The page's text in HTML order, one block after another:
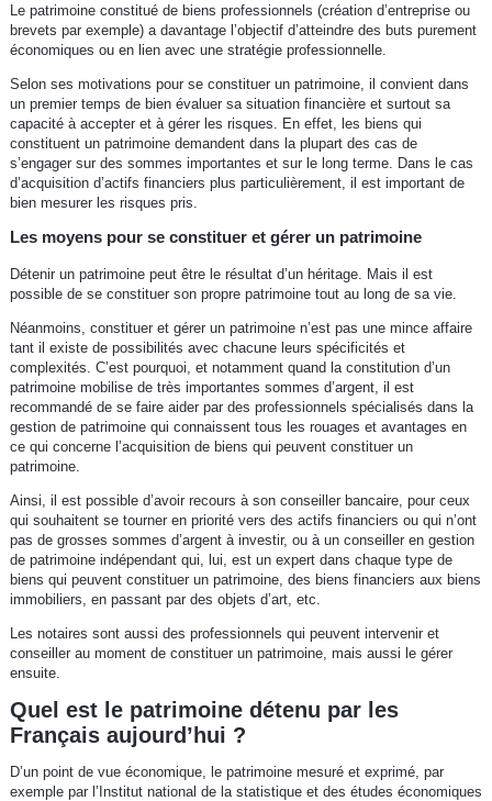
Le patrimoine constitué de biens professionnels (création d’entreprise ou
brevets par exemple) a davantage l’objectif d’atteindre des buts purement
économiques ou en lien avec une stratégie professionnelle.
Selon ses motivations pour se constituer un patrimoine, il convient dans
un premier temps de bien évaluer sa situation financière et surtout sa
capacité à accepter et à gérer les risques. En effet, les biens qui
constituent un patrimoine demandent dans la plupart des cas de
s’engager sur des sommes importantes et sur le long terme. Dans le cas
d’acquisition d’actifs financiers plus particulièrement, il est important de
bien mesurer les risques pris.
Les moyens pour se constituer et gérer un patrimoine
Détenir un patrimoine peut être le résultat d’un héritage. Mais il est
possible de se constituer son propre patrimoine tout au long de sa vie.
Néanmoins, constituer et gérer un patrimoine n’est pas une mince affaire
tant il existe de possibilités avec chacune leurs spécificités et
complexités. C’est pourquoi, et notamment quand la constitution d’un
patrimoine mobilise de très importantes sommes d’argent, il est
recommandé de se faire aider par des professionnels spécialisés dans la
gestion de patrimoine qui connaissent tous les rouages et avantages en
ce qui concerne l’acquisition de biens qui peuvent constituer un
patrimoine.
Ainsi, il est possible d’avoir recours à son conseiller bancaire, pour ceux
qui souhaitent se tourner en priorité vers des actifs financiers ou qui n’ont
pas de grosses sommes d’argent à investir, ou à un conseiller en gestion
de patrimoine indépendant qui, lui, est un expert dans chaque type de
biens qui peuvent constituer un patrimoine, des biens financiers aux biens
immobiliers, en passant par des objets d’art, etc.
Les notaires sont aussi des professionnels qui peuvent intervenir et
conseiller au moment de constituer un patrimoine, mais aussi le gérer
ensuite.
Quel est le patrimoine détenu par les
Français aujourd’hui ?
D’un point de vue économique, le patrimoine mesuré et exprimé, par
exemple par l’Institut national de la statistique et des études économiques